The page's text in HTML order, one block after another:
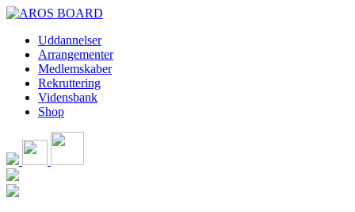
Skip
contentUddannelser
Arrangementer
Medlemskaber
Rekruttering
Vidensbank
Shop